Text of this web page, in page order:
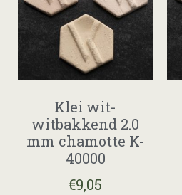
Klei wit-
witbakkend 2.0
mm chamotte K-
40000
€9,05